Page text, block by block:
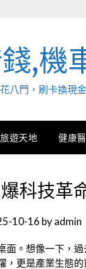
,機
八門，刷卡換現
旅遊天地 健康
科技革
10-16 byadmin
。想像一下，
更是產業生態